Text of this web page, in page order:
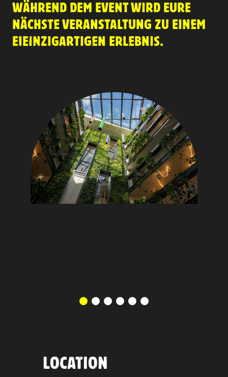
WÄHREND DEM EVENT WIRD EURE
NÄCHSTE VERANSTALTUNG ZU EINEM
EIEINZIGARTIGEN ERLEBNIS.
LOCATION